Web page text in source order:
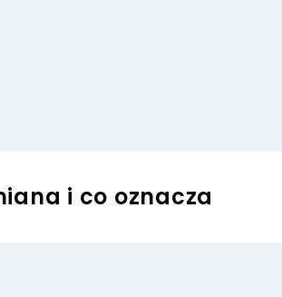
i co oznacza